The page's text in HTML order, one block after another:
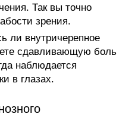
Так вы точно
зрения.
ли внутричерепное
сдавливающую боль
наблюдается
в глазах.